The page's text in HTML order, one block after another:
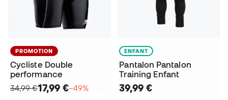
PROMOTION
Cycliste Double
performance
34,99 €17,99 €−49%
ENFANT
Pantalon Pantalon
Training Enfant
39,99 €